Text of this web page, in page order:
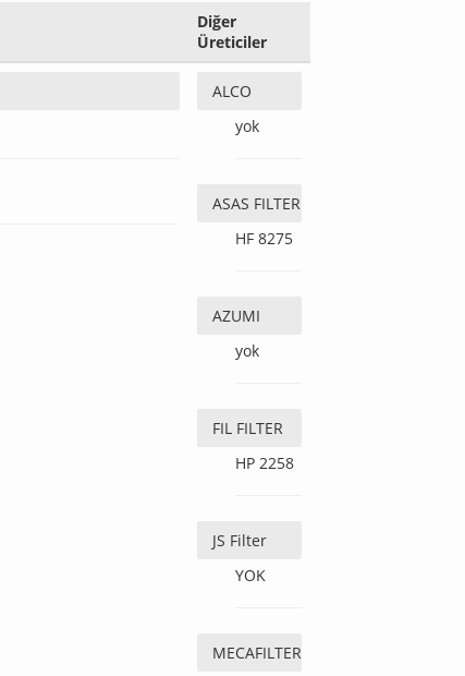
Diğer
Üreticiler
ALCO
yok
ASAS FILTER
HF 8275
AZUMI
yok
FIL FILTER
HP 2258
JS Filter
YOK
MECAFILTER